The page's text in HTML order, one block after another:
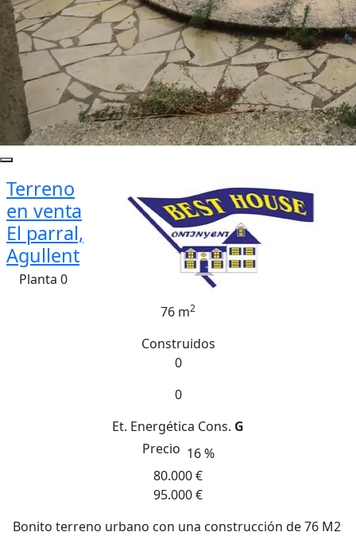
Terreno
en venta
El parral,
Agullent
Planta 0
76 m2
Construidos
0
0
Et. Energética Cons. G
Precio 16 %
80.000 €
95.000 €
Bonito terreno urbano con una construcción de 76 M2